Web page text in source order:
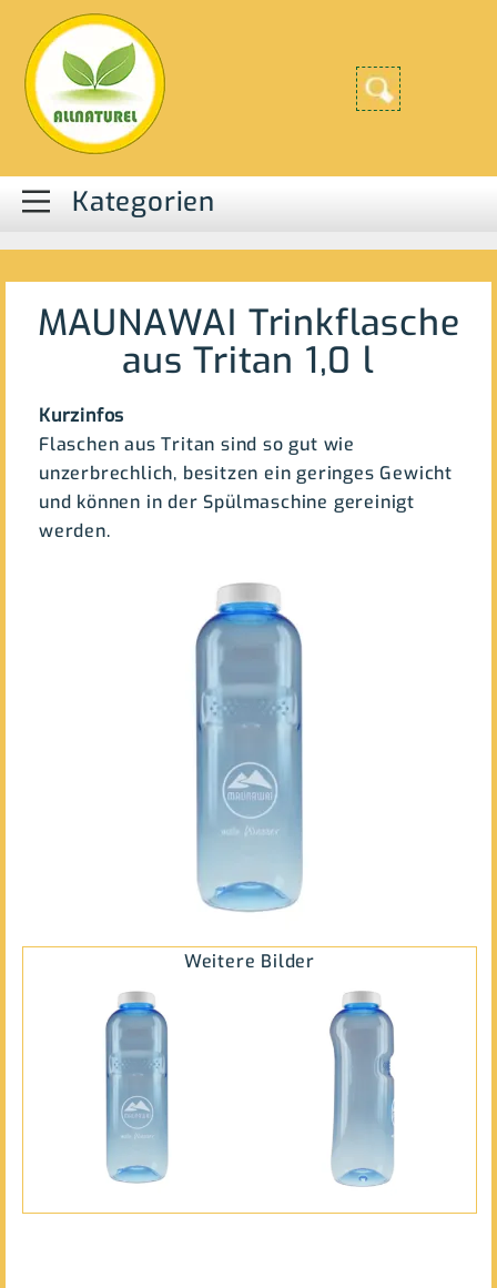
Kategorien
MAUNAWAI Trinkflasche
aus Tritan 1,0 l
Weitere Bilder
Kurzinfos
Flaschen aus Tritan sind so gut wie
unzerbrechlich, besitzen ein geringes Gewicht
und können in der Spülmaschine gereinigt
werden.